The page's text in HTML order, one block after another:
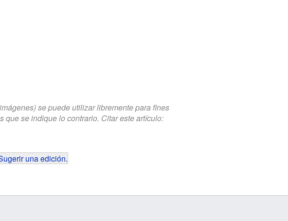
se puede utilizar libremente para fines
que se indique lo contrario. Citar este artículo:
una edición.